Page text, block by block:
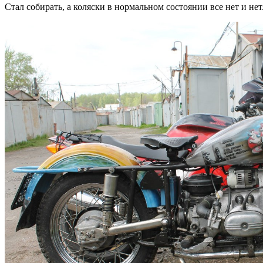
Стал собирать, а коляски в нормальном состоянии все нет и